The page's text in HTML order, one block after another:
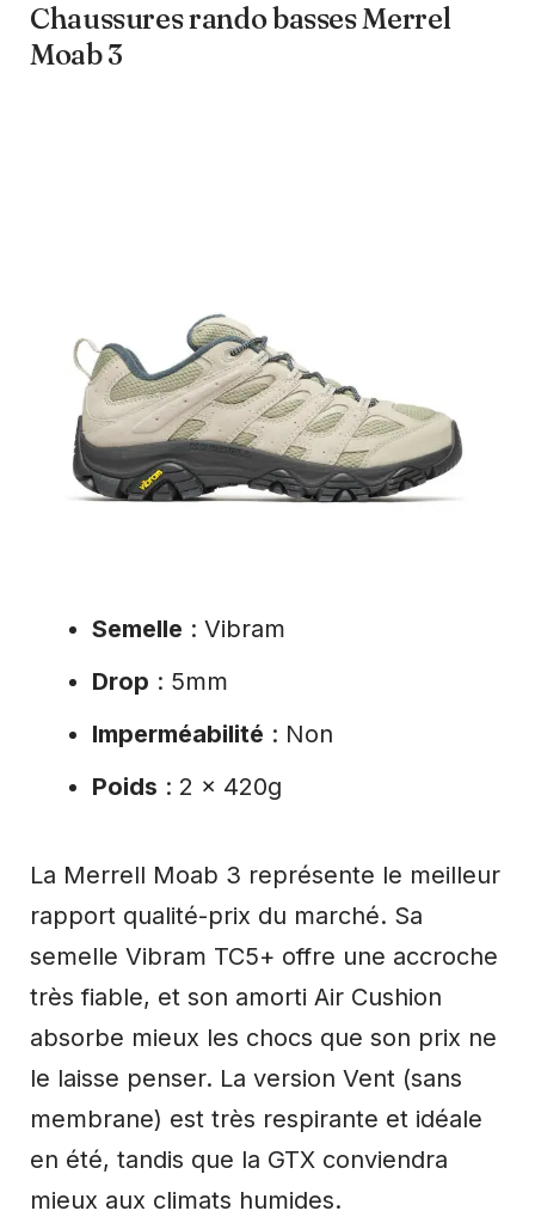
Chaussures rando basses Merrel
Moab 3
Semelle : Vibram
Drop : 5mm
Imperméabilité : Non
Poids : 2 x 420g
La Merrell Moab 3 représente le meilleur
rapport qualité-prix du marché. Sa
semelle Vibram TC5+ offre une accroche
très fiable, et son amorti Air Cushion
absorbe mieux les chocs que son prix ne
le laisse penser. La version Vent (sans
membrane) est très respirante et idéale
en été, tandis que la GTX conviendra
mieux aux climats humides.